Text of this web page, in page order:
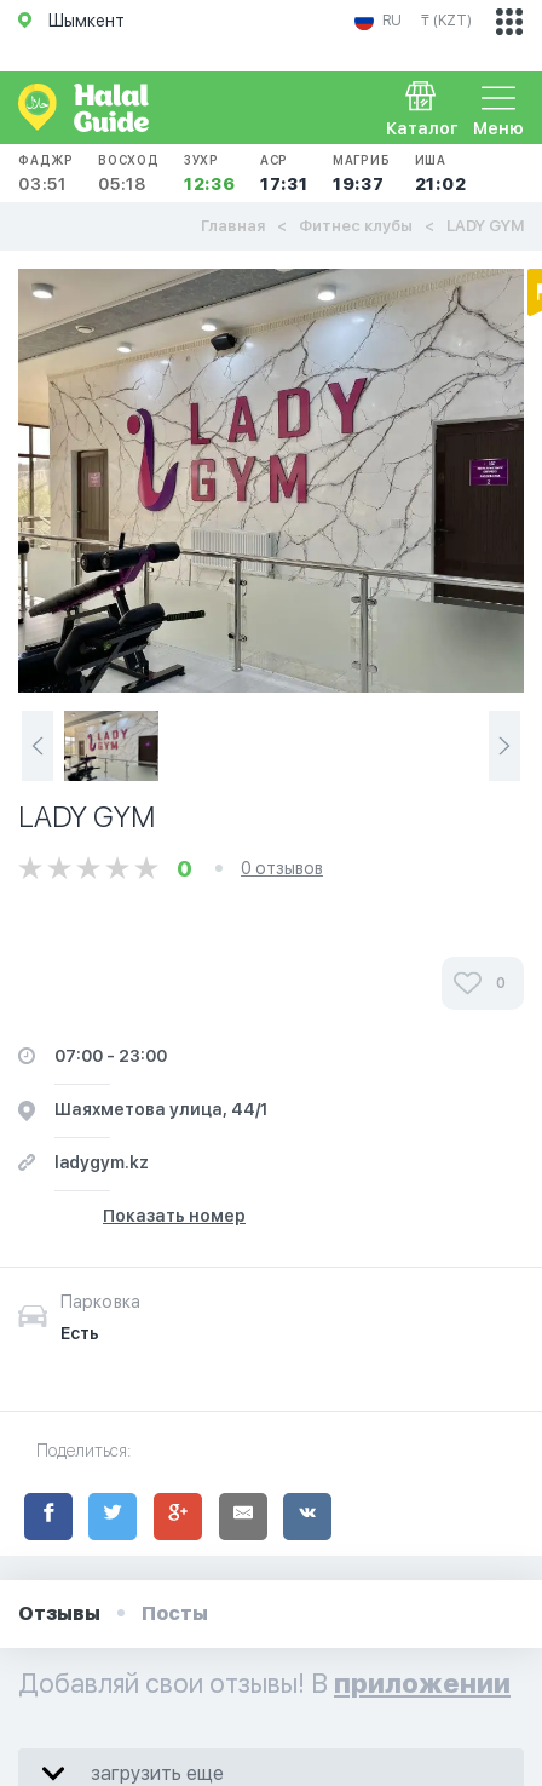
Шымкент RU ₸ (KZT)
Меню
Каталог
ФАДЖР
03:51
ВОСХОД
05:18
ЗУХР
12:36
АСР
17:31
МАГРИБ
19:37
ИША
21:02
Главная Фитнес клубы LADY GYM
LADY GYM
0 0 отзывов
0
07:00 - 23:00
​Шаяхметова улица, 44/1
ladygym.kz
Показать номер
Парковка
Есть
Поделиться:
Отзывы Посты
Добавляй свои отзывы! В приложении
загрузить еще